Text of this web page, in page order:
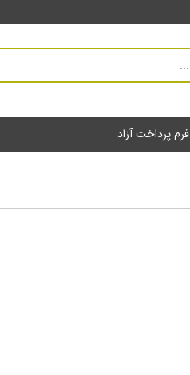
فرم پرداخت آزاد